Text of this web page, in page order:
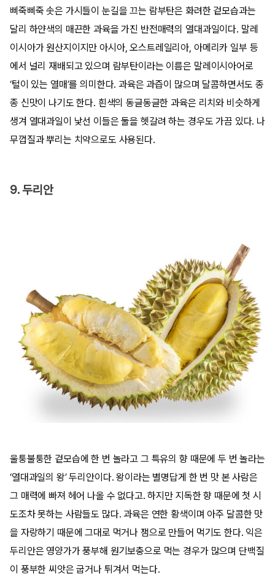
삐죽삐죽 솟은 가시들이 눈길을 끄는 람부탄은 화려한 겉모습과는
달리 하얀색의 매끈한 과육을 가진 반전매력의 열대과일이다. 말레
이시아가 원산지이지만 아시아, 오스트레일리아, 아메리카 일부 등
에서 널리 재배되고 있으며 람부탄이라는 이름은 말레이시아어로
‘털이 있는 열매’를 의미한다. 과육은 과즙이 많으며 달콤하면서도 종
종 신맛이 나기도 한다. 흰색의 동글동글한 과육은 리치와 비슷하게
생겨 열대과일이 낯선 이들은 둘을 헷갈려 하는 경우도 가끔 있다. 나
무껍질과 뿌리는 치약으로도 사용된다.
9. 두리안
울퉁불퉁한 겉모습에 한 번 놀라고 그 특유의 향 때문에 두 번 놀라는
‘열대과일의 왕’ 두리안이다. 왕이라는 별명답게 한 번 맛 본 사람은
그 매력에 빠져 헤어 나올 수 없다고. 하지만 지독한 향 때문에 첫 시
도조차 못하는 사람들도 많다. 과육은 연한 황색이며 아주 달콤한 맛
을 자랑하기 때문에 그대로 먹거나 잼으로 만들어 먹기도 한다. 익은
두리안은 영양가가 풍부해 원기보충으로 먹는 경우가 많으며 단백질
이 풍부한 씨앗은 굽거나 튀겨서 먹는다.